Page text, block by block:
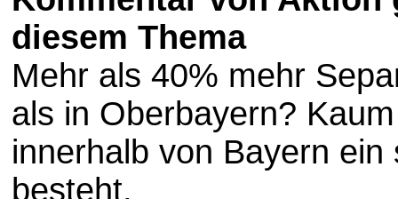
diesem Thema
Mehr als 40% mehr
als in Oberbayern?
innerhalb von Bayern
besteht.